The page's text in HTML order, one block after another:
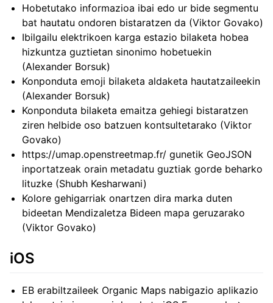
Hobetutako informazioa ibai edo ur bide segmentu
bat hautatu ondoren bistaratzen da (Viktor Govako)
Ibilgailu elektrikoen karga estazio bilaketa hobea
hizkuntza guztietan sinonimo hobetuekin
(Alexander Borsuk)
Konponduta emoji bilaketa aldaketa hautatzaileekin
(Alexander Borsuk)
Konponduta bilaketa emaitza gehiegi bistaratzen
ziren helbide oso batzuen kontsultetarako (Viktor
Govako)
https://umap.openstreetmap.fr/ gunetik GeoJSON
inportatzeak orain metadatu guztiak gorde beharko
lituzke (Shubh Kesharwani)
Kolore gehigarriak onartzen dira marka duten
bideetan Mendizaletza Bideen mapa geruzarako
(Viktor Govako)
iOS
EB erabiltzaileek Organic Maps nabigazio aplikazio